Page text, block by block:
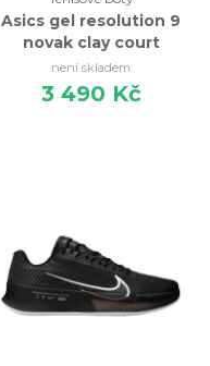
Asics gel resolution 9
novak clay court
modrá
není skladem
3 490 Kč